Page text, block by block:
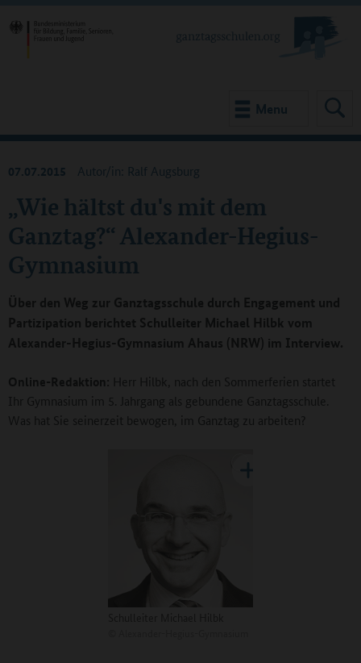
Menu
„Wie hältst du's mit dem
Ganztag?“ Alexander-Hegius-
Gymnasium
07.07.2015 Autor/in: Ralf Augsburg
Über den Weg zur Ganztagsschule durch Engagement und
Partizipation berichtet Schulleiter Michael Hilbk vom
Alexander-Hegius-Gymnasium Ahaus (NRW) im Interview.
Online-Redaktion: Herr Hilbk, nach den Sommerferien startet
Ihr Gymnasium im 5. Jahrgang als gebundene Ganztagsschule.
Was hat Sie seinerzeit bewogen, im Ganztag zu arbeiten?